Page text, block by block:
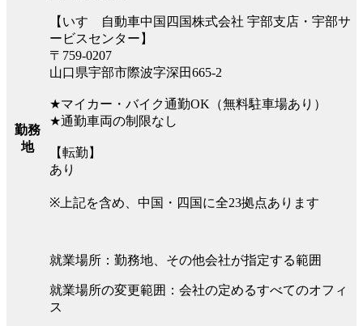
勤務
地
【いすゞ自動車中国四国株式会社 宇部支店・宇部サ
ービスセンター】
〒759-0207
山口県宇部市際波字深田665-2
★マイカー・バイク通勤OK（無料駐車場あり）
★通勤車両の制限なし
【転勤】
あり
※上記を含め、中国・四国に全23拠点あります
就業場所：勤務地、その他会社が指定する範囲
就業場所の変更範囲：会社の定めるすべてのオフィ
ス